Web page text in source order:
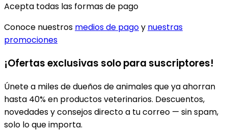
Acepta todas las formas de pago
Conoce nuestros medios de pagoy nuestras
promociones
¡Ofertas exclusivas solo para suscriptores!
Únete a miles de dueños de animales que ya ahorran
hasta 40% en productos veterinarios. Descuentos,
novedades y consejos directo a tu correo — sin spam,
solo lo que importa.